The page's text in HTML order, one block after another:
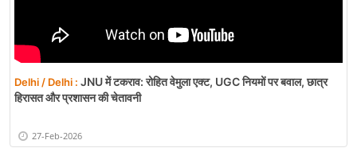
Delhi / Delhi : JNU में टकराव: रोहित वेमुला एक्ट, UGC नियमों पर बवाल, छात्र
हिरासत और प्रशासन की चेतावनी
27-Feb-2026